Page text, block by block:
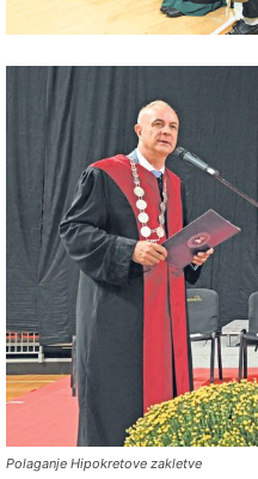
Polaganje Hipokretove zakletve